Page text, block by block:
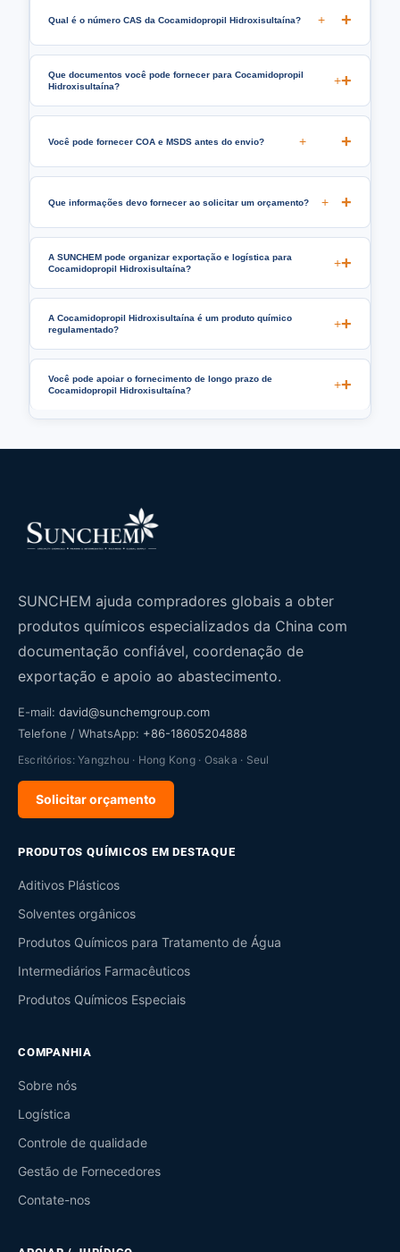
Qual é o número CAS da Cocamidopropil Hidroxisultaína? +
Que documentos você pode fornecer para Cocamidopropil
Hidroxisultaína?
+
Você pode fornecer COA e MSDS antes do envio? +
Que informações devo fornecer ao solicitar um orçamento? +
A SUNCHEM pode organizar exportação e logística para
Cocamidopropil Hidroxisultaína?
+
A Cocamidopropil Hidroxisultaína é um produto químico
regulamentado?
+
Você pode apoiar o fornecimento de longo prazo de
Cocamidopropil Hidroxisultaína?
+
SUNCHEM ajuda compradores globais a obter
produtos químicos especializados da China com
documentação confiável, coordenação de
exportação e apoio ao abastecimento.
E-mail: david@sunchemgroup.com
Telefone / WhatsApp: +86-18605204888
Escritórios: Yangzhou · Hong Kong · Osaka · Seul
Solicitar orçamento
PRODUTOS QUÍMICOS EM DESTAQUE
Aditivos Plásticos
Solventes orgânicos
Produtos Químicos para Tratamento de Água
Intermediários Farmacêuticos
Produtos Químicos Especiais
COMPANHIA
Sobre nós
Logística
Controle de qualidade
Gestão de Fornecedores
Contate-nos